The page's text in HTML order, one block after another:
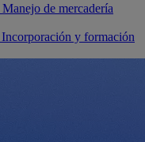
Manejo de mercadería
Incorporación y formación